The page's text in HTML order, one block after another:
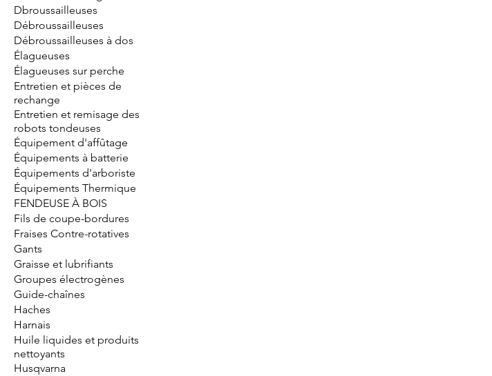
Dbroussailleuses
Débroussailleuses
Débroussailleuses à dos
Élagueuses
Élagueuses sur perche
Entretien et pièces de
rechange
Entretien et remisage des
robots tondeuses
Équipement d'affûtage
Équipements à batterie
Équipements d'arboriste
Équipements Thermique
FENDEUSE À BOIS
Fils de coupe-bordures
Fraises Contre-rotatives
Gants
Graisse et lubrifiants
Groupes électrogènes
Guide-chaînes
Haches
Harnais
Huile liquides et produits
nettoyants
Husqvarna